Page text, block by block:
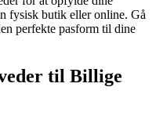
fysisk butik eller online. Gå
perfekte pasform til dine
til Billige